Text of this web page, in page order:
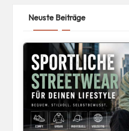
Neuste Beiträge